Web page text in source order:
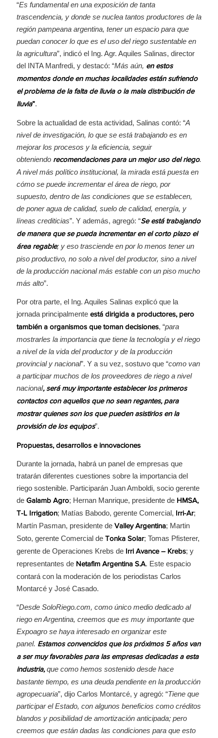
“Es fundamental en una exposición de tanta
trascendencia, y donde se nuclea tantos productores de la
región pampeana argentina, tener un espacio para que
puedan conocer lo que es el uso del riego sustentable en
la agricultura”, indicó el Ing. Agr. Aquiles Salinas, director
del INTA Manfredi, y destacó: “Más aún, en estos
momentos donde en muchas localidades están sufriendo
el problema de la falta de lluvia o la mala distribución de
lluvia”.
Sobre la actualidad de esta actividad, Salinas contó: “A
nivel de investigación, lo que se está trabajando es en
mejorar los procesos y la eficiencia, seguir
obteniendo recomendaciones para un mejor uso del riego.
A nivel más político institucional, la mirada está puesta en
cómo se puede incrementar el área de riego, por
supuesto, dentro de las condiciones que se establecen,
de poner agua de calidad, suelo de calidad, energía, y
líneas crediticias”. Y además, agregó: “Se está trabajando
de manera que se pueda incrementar en el corto plazo el
área regable; y eso trasciende en por lo menos tener un
piso productivo, no solo a nivel del productor, sino a nivel
de la producción nacional más estable con un piso mucho
más alto”.
Por otra parte, el Ing. Aquiles Salinas explicó que la
jornada principalmente está dirigida a productores, pero
también a organismos que toman decisiones, “para
mostrarles la importancia que tiene la tecnología y el riego
a nivel de la vida del productor y de la producción
provincial y nacional”. Y a su vez, sostuvo que “como van
a participar muchos de los proveedores de riego a nivel
nacional, será muy importante establecer los primeros
contactos con aquellos que no sean regantes, para
mostrar quienes son los que pueden asistirlos en la
provisión de los equipos”.
Propuestas, desarrollos e innovaciones
Durante la jornada, habrá un panel de empresas que
tratarán diferentes cuestiones sobre la importancia del
riego sostenible. Participarán Juan Amboldi, socio gerente
de Galamb Agro; Hernan Manrique, presidente de HMSA,
T-L Irrigation; Matías Babodo, gerente Comercial, Irri-Ar;
Martín Pasman, presidente de Valley Argentina; Martin
Soto, gerente Comercial de Tonka Solar; Tomas Pfisterer,
gerente de Operaciones Krebs de Irri Avance – Krebs; y
representantes de Netafim Argentina S.A. Este espacio
contará con la moderación de los periodistas Carlos
Montarcé y José Casado.
“Desde SoloRiego.com, como único medio dedicado al
riego en Argentina, creemos que es muy importante que
Expoagro se haya interesado en organizar este
panel. Estamos convencidos que los próximos 5 años van
a ser muy favorables para las empresas dedicadas a esta
industria,que como hemos sostenido desde hace
bastante tiempo, es una deuda pendiente en la producción
agropecuaria”, dijo Carlos Montarcé, y agregó: “Tiene que
participar el Estado, con algunos beneficios como créditos
blandos y posibilidad de amortización anticipada; pero
creemos que están dadas las condiciones para que esto